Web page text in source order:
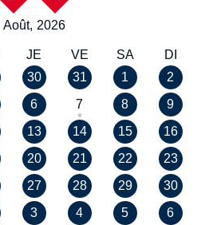
Août, 2026
JE VE SA
DI
30 31 1
2
6 7 8
9
13 14 15
16
20 21 22
23
27 28 29
30
3 4 5 6